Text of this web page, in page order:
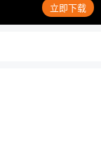
立即下载